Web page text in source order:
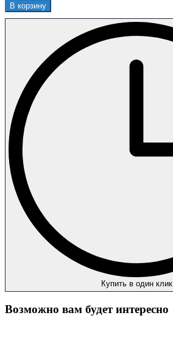
В корзину
Купить в один клик
Возможно вам будет интересно